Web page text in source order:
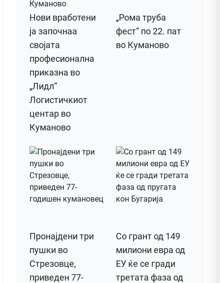
Нови вработени
ја започнаа
својата
професионална
приказна во
„Лидл“
Логистичкиот
центар во
Куманово
„Рома труба
фест“ по 22. пат
во Куманово
Пронајдени три
пушки во
Стрезовце,
приведен 77-
Со грант од 149
милиони евра од
ЕУ ќе се гради
третата фаза од